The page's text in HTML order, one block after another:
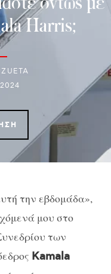
Harris;
την εβδομάδα»,
μου στο
των
Kamala